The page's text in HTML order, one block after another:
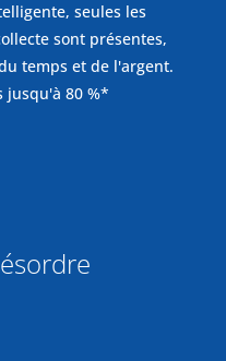
seules les
sont présentes,
temps et de l'argent.
jusqu'à 80 %*